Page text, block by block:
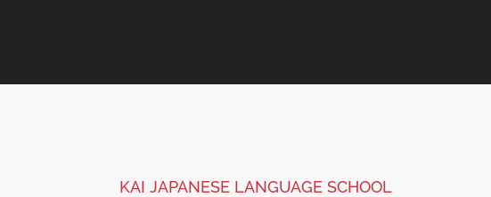
KAI JAPANESE LANGUAGE SCHOOL